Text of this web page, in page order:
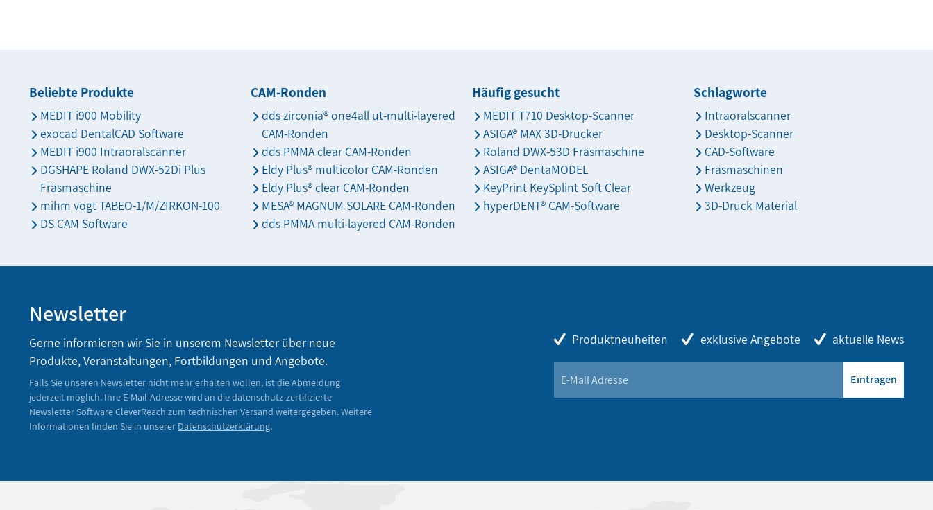
Beliebte Produkte
MEDIT i900 Mobility
exocad DentalCAD Software
MEDIT i900 Intraoralscanner
DGSHAPE Roland DWX-52Di Plus
Fräsmaschine
mihm vogt TABEO-1/M/ZIRKON-100
DS CAM Software
CAM-Ronden
dds zirconia® one4all ut-multi-layered
CAM-Ronden
dds PMMA clear CAM-Ronden
Eldy Plus® multicolor CAM-Ronden
Eldy Plus® clear CAM-Ronden
MESA® MAGNUM SOLARE CAM-Ronden
dds PMMA multi-layered CAM-Ronden
Häufig gesucht
MEDIT T710 Desktop-Scanner
ASIGA® MAX 3D-Drucker
Roland DWX-53D Fräsmaschine
ASIGA® DentaMODEL
KeyPrint KeySplint Soft Clear
hyperDENT® CAM-Software
Schlagworte
Intraoralscanner
Desktop-Scanner
CAD-Software
Fräsmaschinen
Werkzeug
3D-Druck Material
Newsletter
Gerne informieren wir Sie in unserem Newsletter über neue
Produkte, Veranstaltungen, Fortbildungen und Angebote.
Falls Sie unseren Newsletter nicht mehr erhalten wollen, ist die Abmeldung
jederzeit möglich. Ihre E-Mail-Adresse wird an die datenschutz-zertifizierte
Newsletter Software CleverReach zum technischen Versand weitergegeben. Weitere
Informationen finden Sie in unserer Datenschutzerklärung.
Produktneuheiten exklusive Angebote aktuelle News
Eintragen